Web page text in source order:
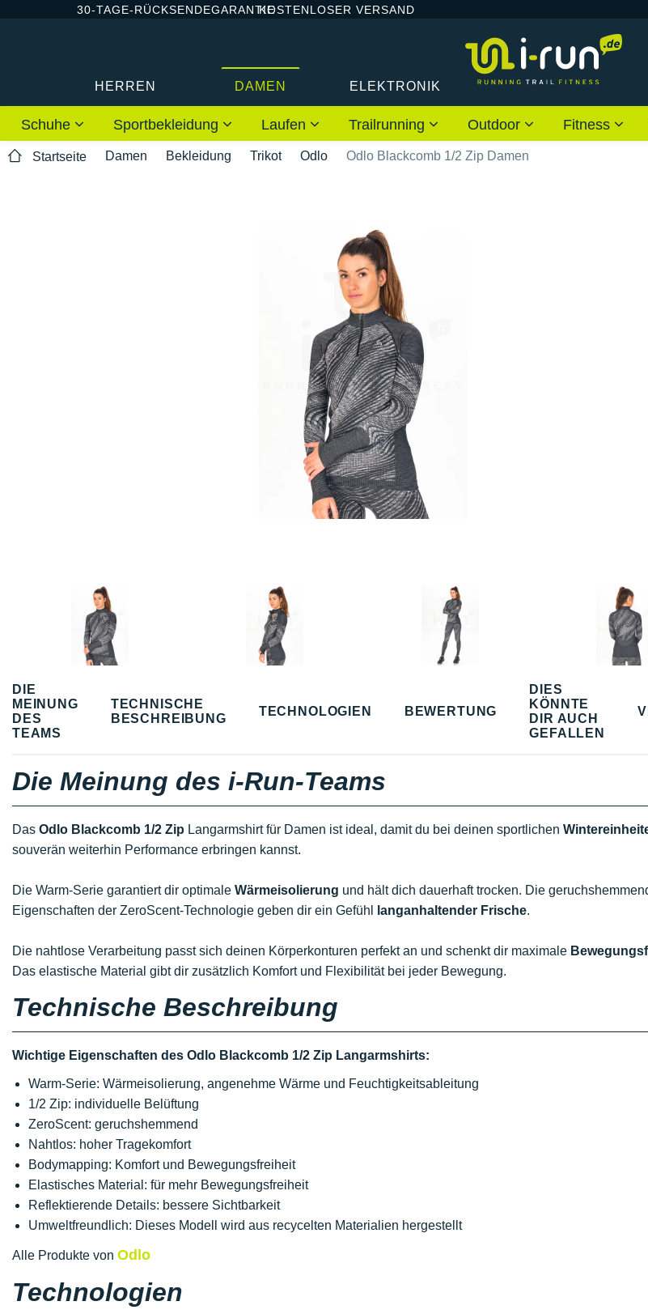
30-TAGE-RÜCKSENDEGARANTIEKOSTENLOSER VERSAND
HERREN DAMEN ELEKTRONIK
Schuhe Sportbekleidung Laufen Trailrunning Outdoor Fitness
Startseite Damen Bekleidung Trikot Odlo Odlo Blackcomb 1/2 Zip Damen
DIE
MEINUNG
DES
TEAMS
TECHNISCHE
BESCHREIBUNG
TECHNOLOGIEN BEWERTUNG
DIES
KÖNNTE
DIR AUCH
GEFALLEN
Die Meinung des i-Run-Teams
Das Odlo Blackcomb 1/2 Zip Langarmshirt für Damen ist ideal, damit du bei deinen sportlichen
souverän weiterhin Performance erbringen kannst.
Die Warm-Serie garantiert dir optimale Wärmeisolierung und hält dich dauerhaft trocken. Die
Eigenschaften der ZeroScent-Technologie geben dir ein Gefühl
langanhaltender Frische.
Die nahtlose Verarbeitung passt sich deinen Körperkonturen perfekt an und schenkt dir maximale
Das elastische Material gibt dir zusätzlich Komfort und Flexibilität bei jeder Bewegung.
Technische Beschreibung
Wichtige Eigenschaften des Odlo Blackcomb 1/2 Zip Langarmshirts:
Warm-Serie: Wärmeisolierung, angenehme Wärme und Feuchtigkeitsableitung
1/2 Zip: individuelle Belüftung
ZeroScent: geruchshemmend
Nahtlos: hoher Tragekomfort
Bodymapping: Komfort und Bewegungsfreiheit
Elastisches Material: für mehr Bewegungsfreiheit
Reflektierende Details: bessere Sichtbarkeit
Umweltfreundlich: Dieses Modell wird aus recycelten Materialien hergestellt
Alle Produkte von Odlo
Technologien